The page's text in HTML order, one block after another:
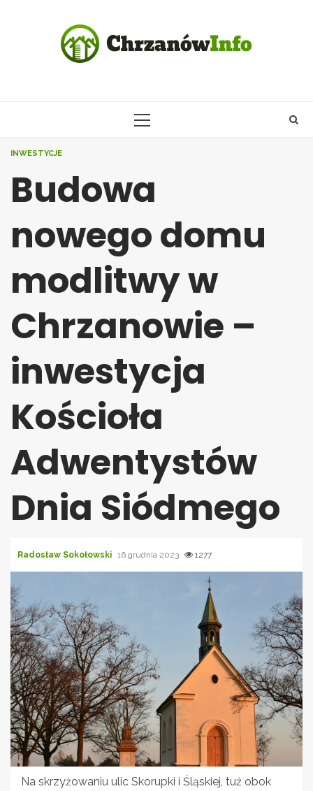
PRIMARY
INWESTYCJE
Budowa
nowego domu
modlitwy w
Chrzanowie –
inwestycja
Kościoła
Adwentystów
Dnia Siódmego
Radosław Sokołowski 16 grudnia 2023 1277
Na skrzyżowaniu ulic Skorupki i Śląskiej, tuż obok